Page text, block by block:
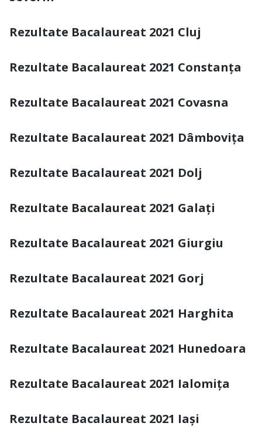
Rezultate Bacalaureat 2021 Cluj
Rezultate Bacalaureat 2021 Constanța
Rezultate Bacalaureat 2021 Covasna
Rezultate Bacalaureat 2021 Dâmbovița
Rezultate Bacalaureat 2021 Dolj
Rezultate Bacalaureat 2021 Galați
Rezultate Bacalaureat 2021 Giurgiu
Rezultate Bacalaureat 2021 Gorj
Rezultate Bacalaureat 2021 Harghita
Rezultate Bacalaureat 2021 Hunedoara
Rezultate Bacalaureat 2021 Ialomița
Rezultate Bacalaureat 2021 Iași